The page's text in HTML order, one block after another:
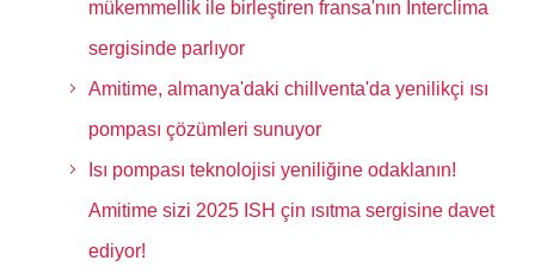
mükemmellik ile birleştiren fransa'nın Interclima
sergisinde parlıyor
Amitime, almanya'daki chillventa'da yenilikçi ısı
pompası çözümleri sunuyor
Isı pompası teknolojisi yeniliğine odaklanın!
Amitime sizi 2025 ISH çin ısıtma sergisine davet
ediyor!